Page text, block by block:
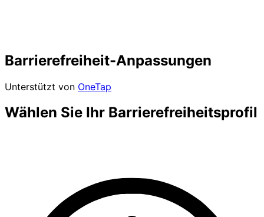
Barrierefreiheit-Anpassungen
Unterstützt von OneTap
Wählen Sie Ihr Barrierefreiheitsprofil